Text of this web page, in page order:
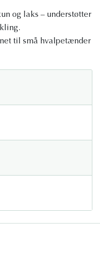
og laks – understøtter
til små hvalpetænder